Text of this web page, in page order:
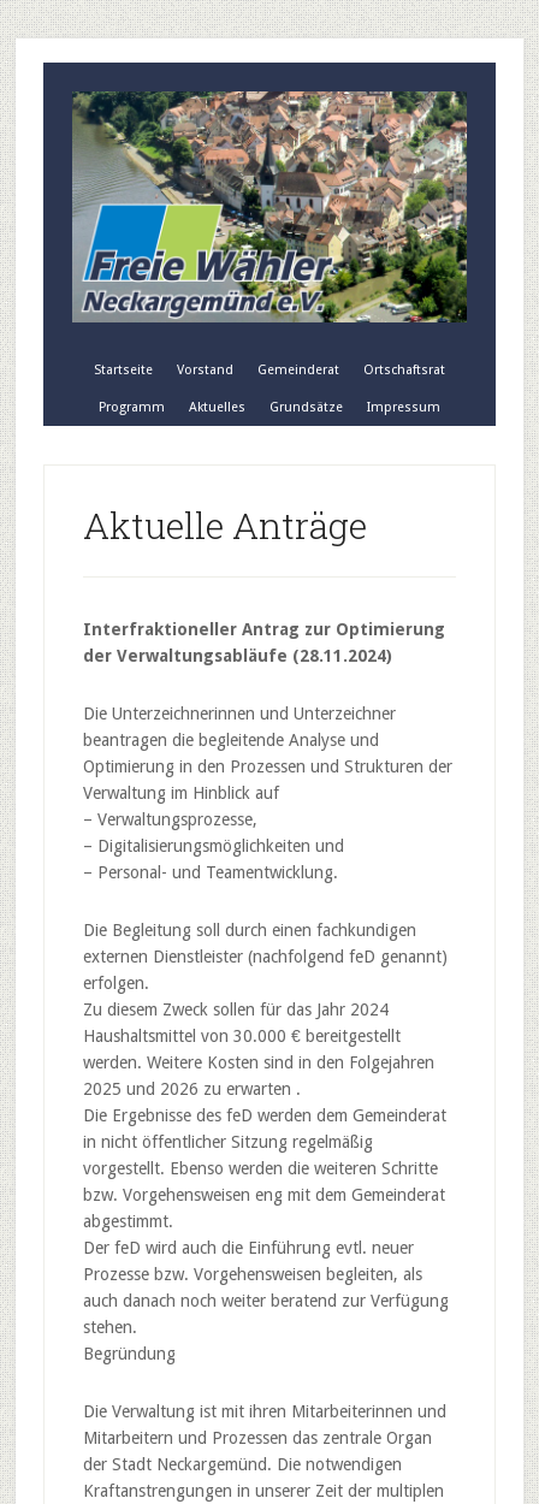
Startseite Vorstand Gemeinderat Ortschaftsrat
Programm Aktuelles Grundsätze Impressum
Aktuelle Anträge
Interfraktioneller Antrag zur Optimierung
der Verwaltungsabläufe (28.11.2024)
Die Unterzeichnerinnen und Unterzeichner
beantragen die begleitende Analyse und
Optimierung in den Prozessen und Strukturen der
Verwaltung im Hinblick auf
– Verwaltungsprozesse,
– Digitalisierungsmöglichkeiten und
– Personal- und Teamentwicklung.
Die Begleitung soll durch einen fachkundigen
externen Dienstleister (nachfolgend feD genannt)
erfolgen.
Zu diesem Zweck sollen für das Jahr 2024
Haushaltsmittel von 30.000 € bereitgestellt
werden. Weitere Kosten sind in den Folgejahren
2025 und 2026 zu erwarten .
Die Ergebnisse des feD werden dem Gemeinderat
in nicht öffentlicher Sitzung regelmäßig
vorgestellt. Ebenso werden die weiteren Schritte
bzw. Vorgehensweisen eng mit dem Gemeinderat
abgestimmt.
Der feD wird auch die Einführung evtl. neuer
Prozesse bzw. Vorgehensweisen begleiten, als
auch danach noch weiter beratend zur Verfügung
stehen.
Begründung
Die Verwaltung ist mit ihren Mitarbeiterinnen und
Mitarbeitern und Prozessen das zentrale Organ
der Stadt Neckargemünd. Die notwendigen
Kraftanstrengungen in unserer Zeit der multiplen